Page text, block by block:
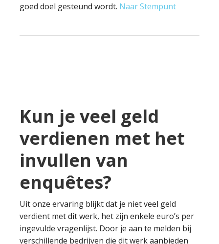
goed doel gesteund wordt. Naar Stempunt
Kun je veel geld
verdienen met het
invullen van
enquêtes?
Uit onze ervaring blijkt dat je niet veel geld
verdient met dit werk, het zijn enkele euro’s per
ingevulde vragenlijst. Door je aan te melden bij
verschillende bedrijven die dit werk aanbieden